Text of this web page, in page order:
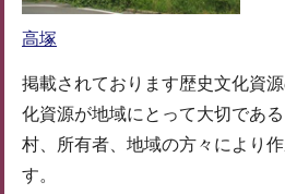
高塚
掲載されております歴史文化資
化資源が地域にとって大切であ
村、所有者、地域の方々により
す。